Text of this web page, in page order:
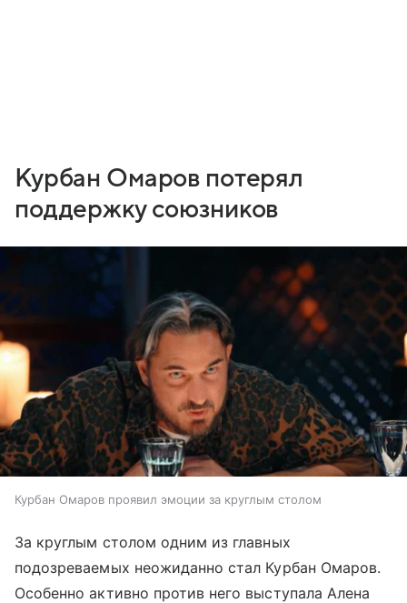
Курбан Омаров потерял
поддержку союзников
Курбан Омаров проявил эмоции за круглым столом
За круглым столом одним из главных
подозреваемых неожиданно стал Курбан Омаров.
Особенно активно против него выступала Алена